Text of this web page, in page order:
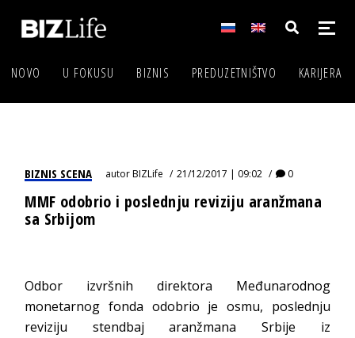
NOVO U FOKUSU BIZNIS PREDUZETNIŠTVO KARIJERA
BIZNIS SCENA autorBIZLife 21/12/2017 | 09:02 0
MMF odobrio i poslednju reviziju aranžmana
sa Srbijom
Odbor izvršnih direktora Međunarodnog
monetarnog fonda odobrio je osmu, poslednju
reviziju stendbaj aranžmana Srbije iz